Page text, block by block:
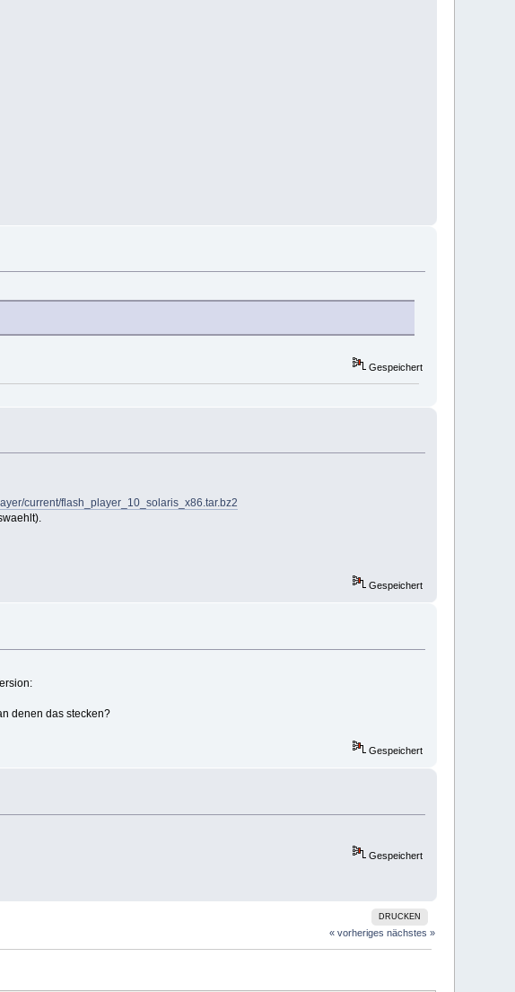
Gespeichert
current/flash_player_10_solaris_x86.tar.bz2
Gespeichert
denen das stecken?
Gespeichert
Gespeichert
DRUCKEN
« vorheriges nächstes »